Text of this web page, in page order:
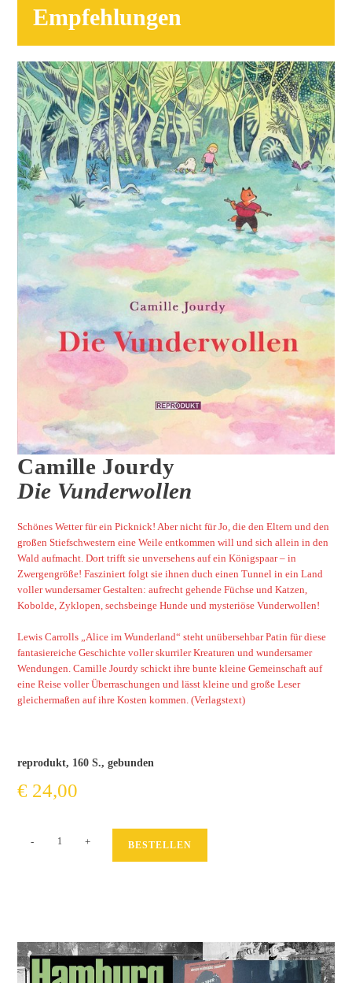
Empfehlungen
Camille Jourdy
Die Vunderwollen
Schönes Wetter für ein Picknick! Aber nicht für Jo, die den Eltern und den
großen Stiefschwestern eine Weile entkommen will und sich allein in den
Wald aufmacht. Dort trifft sie unversehens auf ein Königspaar – in
Zwergengröße! Fasziniert folgt sie ihnen duch einen Tunnel in ein Land
voller wundersamer Gestalten: aufrecht gehende Füchse und Katzen,
Kobolde, Zyklopen, sechsbeinge Hunde und mysteriöse Vunderwollen!
Lewis Carrolls „Alice im Wunderland“ steht unübersehbar Patin für diese
fantasiereiche Geschichte voller skurriler Kreaturen und wundersamer
Wendungen. Camille Jourdy schickt ihre bunte kleine Gemeinschaft auf
eine Reise voller Überraschungen und lässt kleine und große Leser
gleichermaßen auf ihre Kosten kommen. (Verlagstext)
reprodukt, 160 S., gebunden
€ 24,00
- + BESTELLEN